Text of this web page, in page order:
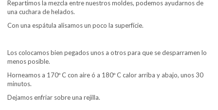
Repartimos la mezcla entre nuestros moldes, podemos ayudarnos de
una cuchara de helados.
Con una espátula alisamos un poco la superfície.
Los colocamos bien pegados unos a otros para que se desparramen lo
menos posible.
Horneamos a 170º C con aire ó a 180º C calor arriba y abajo, unos 30
minutos.
Dejamos enfriar sobre una rejilla.